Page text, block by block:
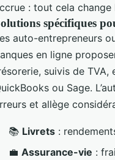
: tout cela change
spécifiques
auto-entrepreneurs
en ligne
suivis de
ou Sage.
et allège
📚 Livrets :
💼 Assurance-vie :